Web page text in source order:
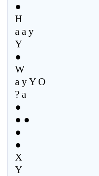
●
H
a a y
Y
●
W
a y Y O
? a
●
● ●
●
●
X
Y